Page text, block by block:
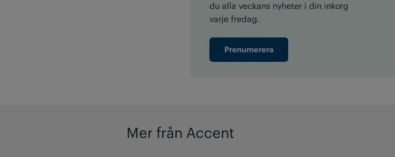
du alla veckans nyheter i din inkorg
varje fredag.
Prenumerera
Mer från Accent